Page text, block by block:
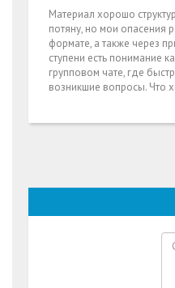
Материал хорошо
потяну, но мои опасения
формате, а также через
ступени есть понимание
групповом чате, где
возникшие вопросы. Что